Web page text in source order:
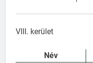
VIII. kerület
Név